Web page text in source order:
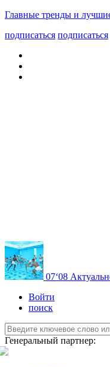
Главные тренды и
подписаться подписаться
07‘08
Войти
поиск
Генеральный партнер: